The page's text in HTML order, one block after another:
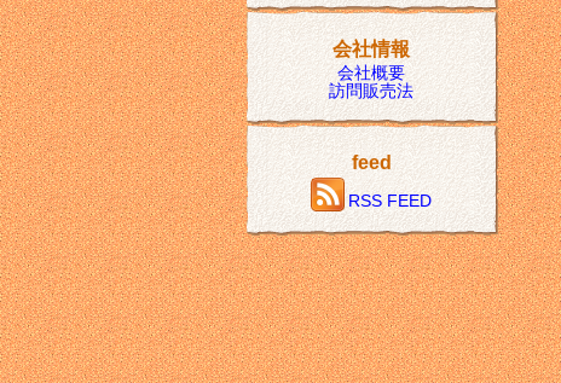
会社情報
会社概要
訪問販売法
feed
RSS FEED